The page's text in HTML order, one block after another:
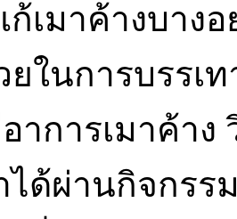
เมาค้างบาง
ในการบรรเ
าการเมาค้าง
ได้ผ่านกิจกร